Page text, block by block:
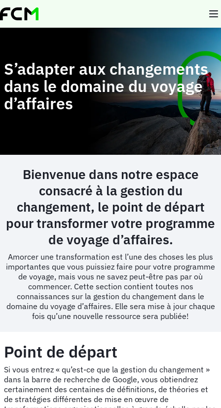
Aller
au
S’adapter aux changements
dans le domaine du voyage
d’affaires
Bienvenue dans notre espace
consacré à la gestion du
changement, le point de départ
pour transformer votre programme
de voyage d’affaires.
Amorcer une transformation est l’une des choses les plus
importantes que vous puissiez faire pour votre programme
de voyage, mais vous ne savez peut-être pas par où
commencer. Cette section contient toutes nos
connaissances sur la gestion du changement dans le
domaine du voyage d’affaires. Elle sera mise à jour chaque
fois qu’une nouvelle ressource sera publiée!
Point de départ
Si vous entrez « qu’est-ce que la gestion du changement »
dans la barre de recherche de Google, vous obtiendrez
certainement des centaines de définitions, de théories et
de stratégies différentes de mise en œuvre de